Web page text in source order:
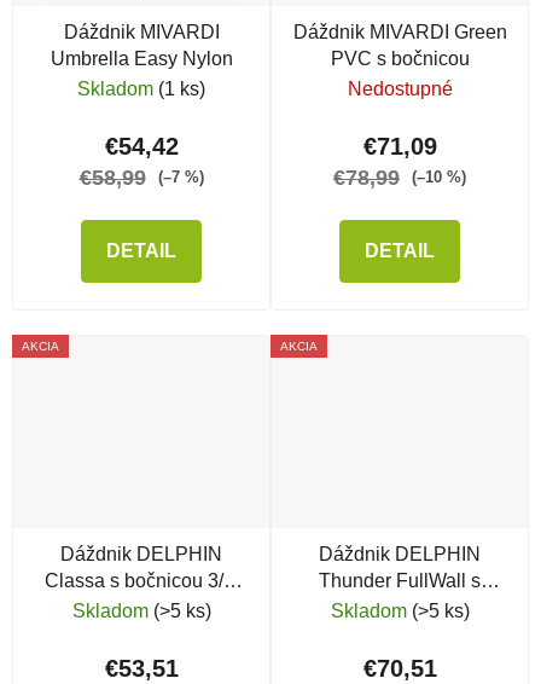
Dáždnik MIVARDI
Umbrella Easy Nylon
Skladom (1 ks)
€54,42
€58,99 (–7 %)
DETAIL
Dáždnik MIVARDI Green
PVC s bočnicou
Nedostupné
€71,09
€78,99 (–10 %)
DETAIL
AKCIA
Dáždnik DELPHIN
Classa s bočnicou 3/4,
250 cm
Skladom (>5 ks)
€53,51
AKCIA
Dáždnik DELPHIN
Thunder FullWall s
bočnicou
Skladom (>5 ks)
€70,51